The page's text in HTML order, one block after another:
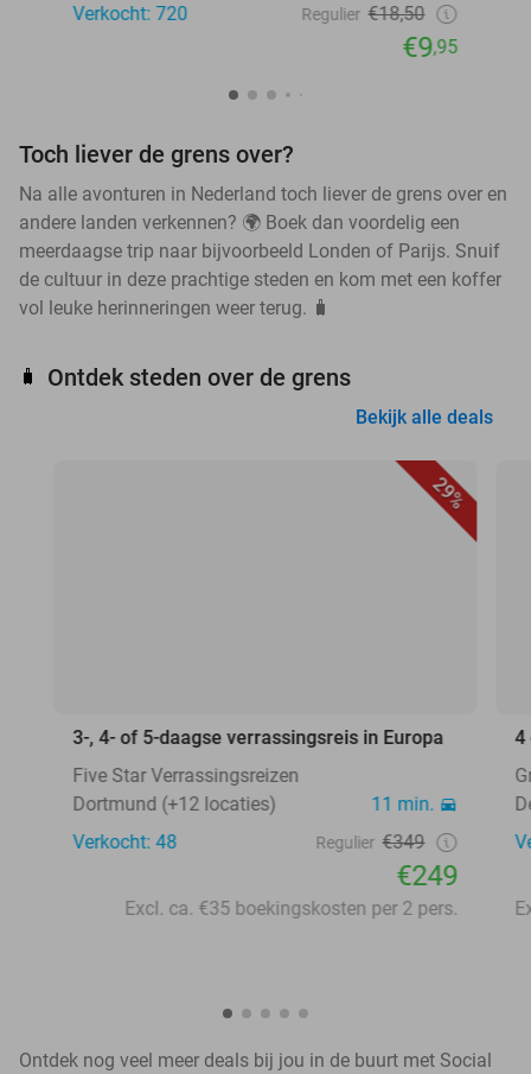
Verkocht: 720
Regulier €18,50
€9,95
Toch liever de grens over?
Na alle avonturen in Nederland toch liever de grens over en
andere landen verkennen? 🌍 Boek dan voordelig een
meerdaagse trip naar bijvoorbeeld Londen of Parijs. Snuif
de cultuur in deze prachtige steden en kom met een koffer
vol leuke herinneringen weer terug. 🧳
🧳 Ontdek steden over de grens
Bekijk alle deals
29%
3-, 4- of 5-daagse verrassingsreis in Europa
Five Star Verrassingsreizen
Dortmund (+12 locaties)
11 min.
Verkocht: 48
Regulier €349
€249
Excl. ca. €35 boekingskosten per 2 pers.
4
Ontdek nog veel meer deals bij jou in de buurt met Social